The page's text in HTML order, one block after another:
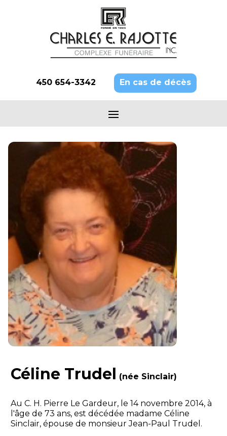
450 654-3342 En cas de décès
Céline Trudel (née Sinclair)
Au C. H. Pierre Le Gardeur, le 14 novembre 2014, à
l'âge de 73 ans, est décédée madame Céline
Sinclair, épouse de monsieur Jean-Paul Trudel.